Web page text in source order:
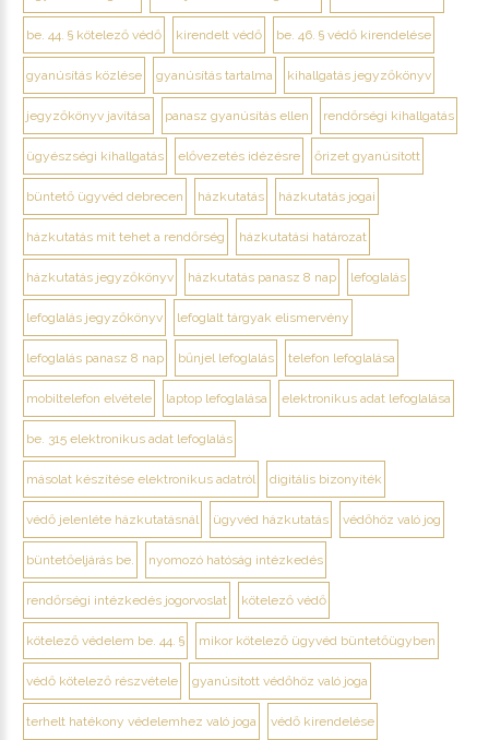
be. 44. § kötelező védő kirendelt védő be. 46. § védő kirendelése
gyanúsítás közlése gyanúsítás tartalma kihallgatás jegyzőkönyv
jegyzőkönyv javítása panasz gyanúsítás ellen rendőrségi kihallgatás
ügyészségi kihallgatás elővezetés idézésre őrizet gyanúsított
büntető ügyvéd debrecen házkutatás házkutatás jogai
házkutatás mit tehet a rendőrség házkutatási határozat
házkutatás jegyzőkönyv házkutatás panasz 8 nap lefoglalás
lefoglalás jegyzőkönyv lefoglalt tárgyak elismervény
lefoglalás panasz 8 nap bűnjel lefoglalás telefon lefoglalása
mobiltelefon elvétele laptop lefoglalása elektronikus adat lefoglalása
be. 315 elektronikus adat lefoglalás
másolat készítése elektronikus adatról digitális bizonyíték
védő jelenléte házkutatásnál ügyvéd házkutatás védőhöz való jog
büntetőeljárás be. nyomozó hatóság intézkedés
rendőrségi intézkedés jogorvoslat kötelező védő
kötelező védelem be. 44. § mikor kötelező ügyvéd büntetőügyben
védő kötelező részvétele gyanúsított védőhöz való joga
terhelt hatékony védelemhez való joga védő kirendelése